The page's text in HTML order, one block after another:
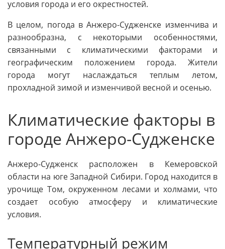
условия города и его окрестностей.
В целом, погода в Анжеро-Судженске изменчива и
разнообразна, с некоторыми особенностями,
связанными с климатическими факторами и
географическим положением города. Жители
города могут наслаждаться теплым летом,
прохладной зимой и изменчивой весной и осенью.
Климатические факторы в
городе Анжеро-Судженске
Анжеро-Судженск расположен в Кемеровской
области на юге Западной Сибири. Город находится в
урочище Том, окруженном лесами и холмами, что
создает особую атмосферу и климатические
условия.
Температурный режим